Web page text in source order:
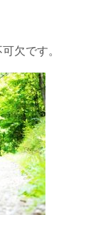
欠です。